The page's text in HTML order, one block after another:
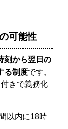
可能性
刻から翌日の
る制度です。
きで義務化
以内に18時